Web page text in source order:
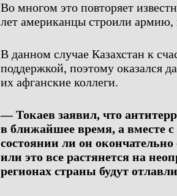
Во многом это повторяет
лет американцы строили армию,
В данном случае Казахстан к
поддержкой, поэтому оказался
их афганские коллеги.
— Токаев заявил, что
в ближайшее время, а вместе
состоянии ли он
или это все растянется на
регионах страны будут